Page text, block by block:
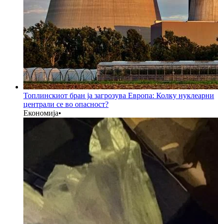
Топлинскиот бран ја загрозува Европа: Колку нуклеарни
централи се во опасност?
Економија•